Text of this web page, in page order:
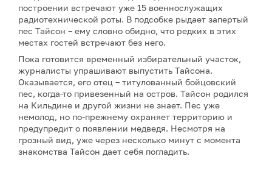
построении встречают уже 15 военнослужащих
радиотехнической роты. В подсобке рыдает запертый
пес Тайсон – ему словно обидно, что редких в этих
местах гостей встречают без него.
Пока готовится временный избирательный участок,
журналисты упрашивают выпустить Тайсона.
Оказывается, его отец – титулованный бойцовский
пес, когда-то привезенный на остров. Тайсон родился
на Кильдине и другой жизни не знает. Пес уже
немолод, но по-прежнему охраняет территорию и
предупредит о появлении медведя. Несмотря на
грозный вид, уже через несколько минут с момента
знакомства Тайсон дает себя погладить.